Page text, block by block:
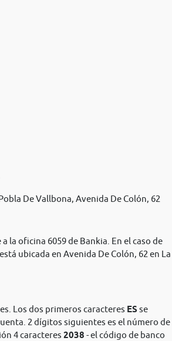
De Vallbona, Avenida De Colón, 62
la oficina 6059 de Bankia. En el caso de
ubicada en Avenida De Colón, 62 en La
Los dos primeros caracteres ES se
2 dígitos siguientes es el número de
4 caracteres 2038 - el código de banco